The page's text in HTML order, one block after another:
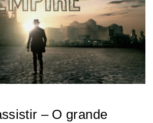
– O grande